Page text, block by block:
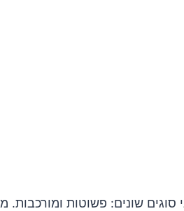
סוגים שונים: פשוטות